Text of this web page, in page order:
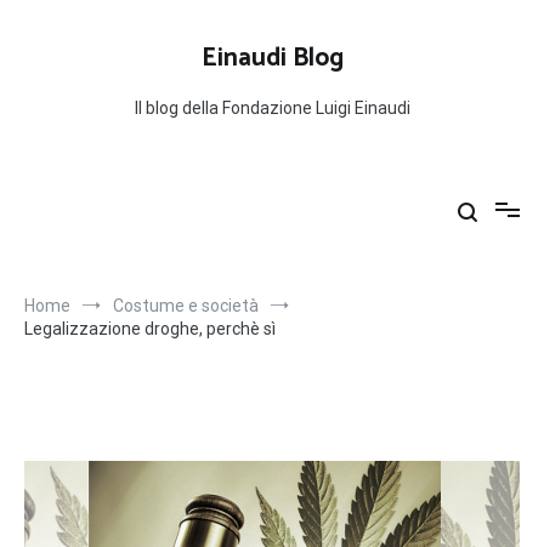
Einaudi Blog
Il blog della Fondazione Luigi Einaudi
Home
Costume e società
Legalizzazione droghe, perchè sì